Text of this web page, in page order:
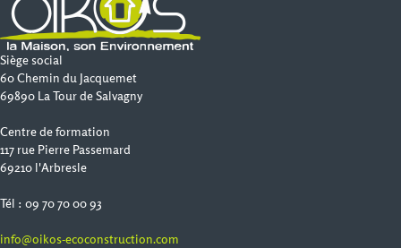
Siège social
60 Chemin du Jacquemet
69890 La Tour de Salvagny
Centre de formation
117 rue Pierre Passemard
69210 l'Arbresle
Tél : 09 70 70 00 93
info@oikos-ecoconstruction.com